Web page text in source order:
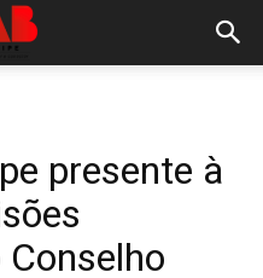
presente à